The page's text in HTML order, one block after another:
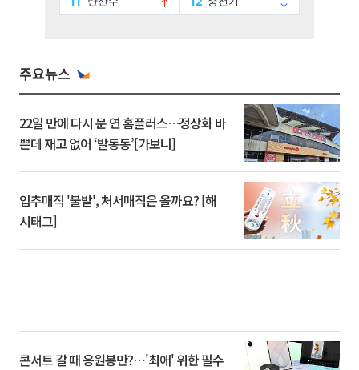
주요뉴스
22일 만에 다시 문 연 홈플러스…정상화 바
쁜데 재고 없어 ‘발동동’[가보니]
입추매직 '불발', 처서매직은 올까요? [해
시태그]
콘서트 갈 때 응원봉만?⋯'최애' 위한 필수